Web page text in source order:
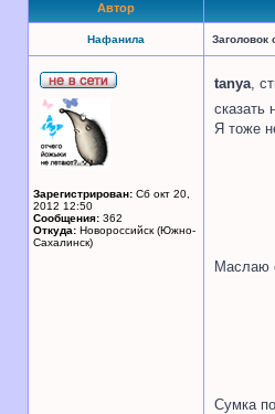
Автор
Нафанила Заголовок
Зарегистрирован: Сб окт 20,
2012 12:50
Сообщения: 362
Откуда: Новороссийск (Южно-
Сахалинск)
tanya,
сказать
Я тоже
Маслаю
Сумка